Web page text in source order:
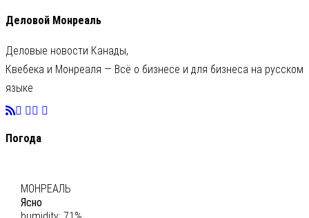
Деловой Монреаль
Деловые новости Канады,
Квебека и Монреаля — Всё о бизнесе и для бизнеса на русском
языке
Погода
МОНРЕАЛЬ
Ясно